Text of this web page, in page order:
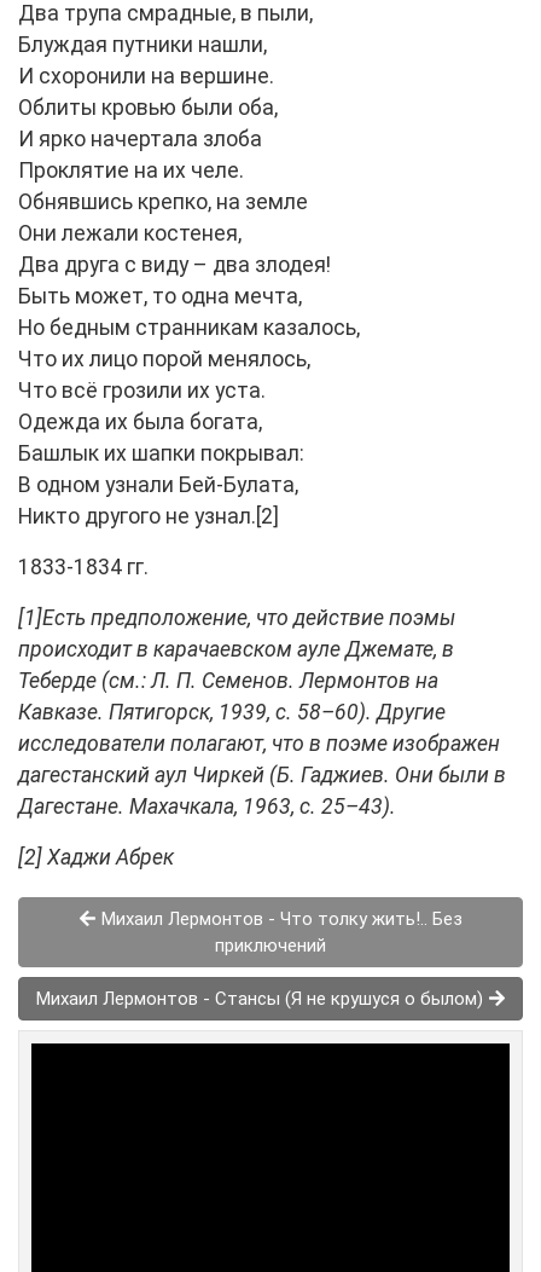
Два трупа смрадные, в пыли,
Блуждая путники нашли,
И схоронили на вершине.
Облиты кровью были оба,
И ярко начертала злоба
Проклятие на их челе.
Обнявшись крепко, на земле
Они лежали костенея,
Два друга с виду – два злодея!
Быть может, то одна мечта,
Но бедным странникам казалось,
Что их лицо порой менялось,
Что всё грозили их уста.
Одежда их была богата,
Башлык их шапки покрывал:
В одном узнали Бей-Булата,
Никто другого не узнал.[2]
1833-1834 гг.
[1]Есть предположение, что действие поэмы
происходит в карачаевском ауле Джемате, в
Теберде (см.: Л. П. Семенов. Лермонтов на
Кавказе. Пятигорск, 1939, с. 58–60). Другие
исследователи полагают, что в поэме изображен
дагестанский аул Чиркей (Б. Гаджиев. Они были в
Дагестане. Махачкала, 1963, с. 25–43).
[2] Хаджи Абрек
Михаил Лермонтов - Что толку жить!.. Без
приключений
Михаил Лермонтов - Стансы (Я не крушуся о былом)